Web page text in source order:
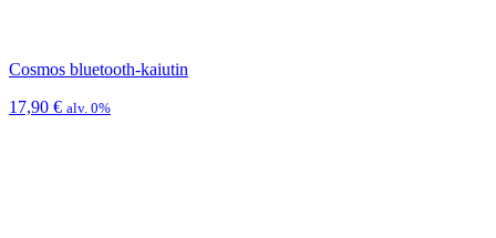
Cosmos bluetooth-kaiutin
17,90 € alv. 0%